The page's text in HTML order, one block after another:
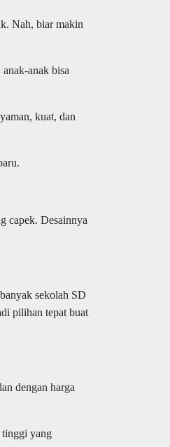
Nah, biar makin
anak bisa
kuat, dan
capek. Desainnya
sekolah SD
pilihan tepat buat
dengan harga
tinggi yang